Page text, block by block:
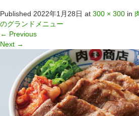
Published 2022年1月28日 at 300 × 300 in
のグランドメニュー
← Previous
Next →